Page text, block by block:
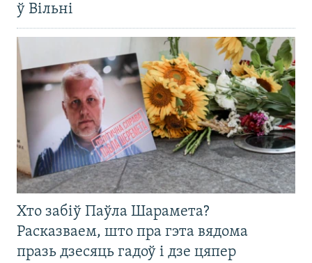
ў Вільні
Хто забіў Паўла Шарамета?
Расказваем, што пра гэта вядома
празь дзесяць гадоў і дзе цяпер